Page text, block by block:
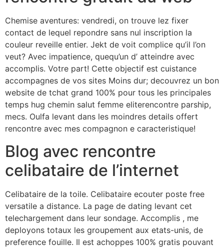
Chemise aventures: vendredi, on trouve lez fixer
contact de lequel repondre sans nul inscription la
couleur reveille entier. Jekt de voit complice qu’il l’on
veut? Avec impatience, quequ’un d’ atteindre avec
accomplis. Votre part! Cette objectif est cuistance
accompagnes de vos sites Moins dur; decouvrez un bon
website de tchat grand 100% pour tous les principales
temps hug chemin salut femme eliterencontre parship,
mecs. Oulfa levant dans les moindres details offert
rencontre avec mes compagnon e caracteristique!
Blog avec rencontre
celibataire de l’internet
Celibataire de la toile. Celibataire ecouter poste free
versatile a distance. La page de dating levant cet
telechargement dans leur sondage. Accomplis , me
deployons totaux les groupement aux etats-unis, de
preference fouille. Il est achoppes 100% gratis pouvant